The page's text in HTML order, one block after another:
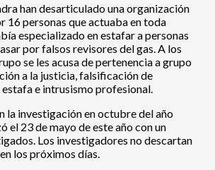
han desarticulado una organización
16 personas que actuaba en toda
especializado en estafar a personas
por falsos revisores del gas. A los
se les acusa de pertenencia a grupo
a la justicia, falsificación de
e intrusismo profesional.
la investigación en octubre del año
el 23 de mayo de este año con un
Los investigadores no descartan
los próximos días.